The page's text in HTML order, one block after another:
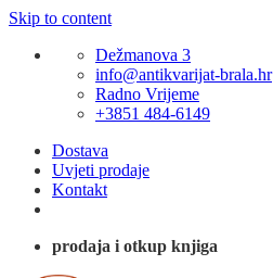
Skip to content
Dežmanova 3
info@antikvarijat-brala.hr
Radno Vrijeme
+3851 484-6149
Dostava
Uvjeti prodaje
Kontakt
prodaja i otkup knjiga